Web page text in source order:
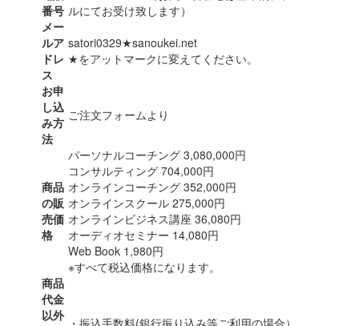
番号 ルにてお受け致します）
メー
ルア
ドレ
ス
satori0329★sanoukei.net
★をアットマークに変えてください。
お申
し込
み方
法
ご注文フォームより
商品
の販
売価
格
パーソナルコーチング 3,080,000円
コンサルティング 704,000円
オンラインコーチング 352,000円
オンラインスクール 275,000円
オンラインビジネス講座 36,080円
オーディオセミナー 14,080円
Web Book 1,980円
※すべて税込価格になります。
商品
代金
以外 ・振込手数料(銀行振り込み等ご利用の場合）